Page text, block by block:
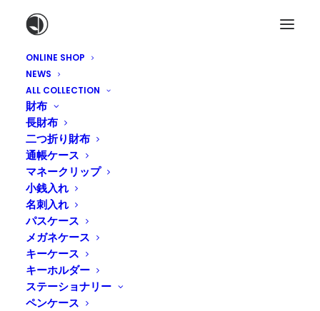
ONLINE SHOP
NEWS
ALL COLLECTION
財布
長財布
二つ折り財布
通帳ケース
マネークリップ
小銭入れ
名刺入れ
パスケース
メガネケース
キーケース
キーホルダー
ステーショナリー
ペンケース